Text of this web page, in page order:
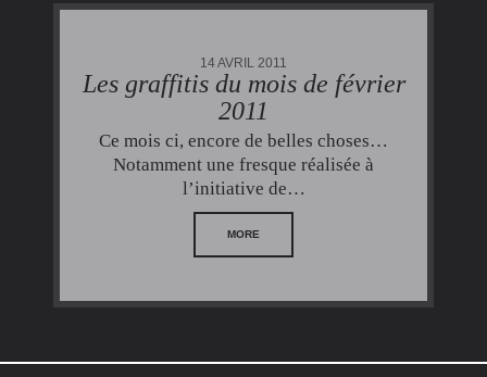
14 AVRIL 2011
Les graffitis du mois de février
2011
Ce mois ci, encore de belles choses…
Notamment une fresque réalisée à
l’initiative de…
MORE